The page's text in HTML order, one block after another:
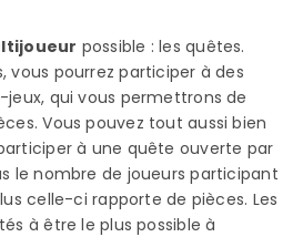
possible : les quêtes.
vous pourrez participer à des
qui vous permettrons de
Vous pouvez tout aussi bien
à une quête ouverte par
le nombre de joueurs participant
celle-ci rapporte de pièces. Les
à être le plus possible à